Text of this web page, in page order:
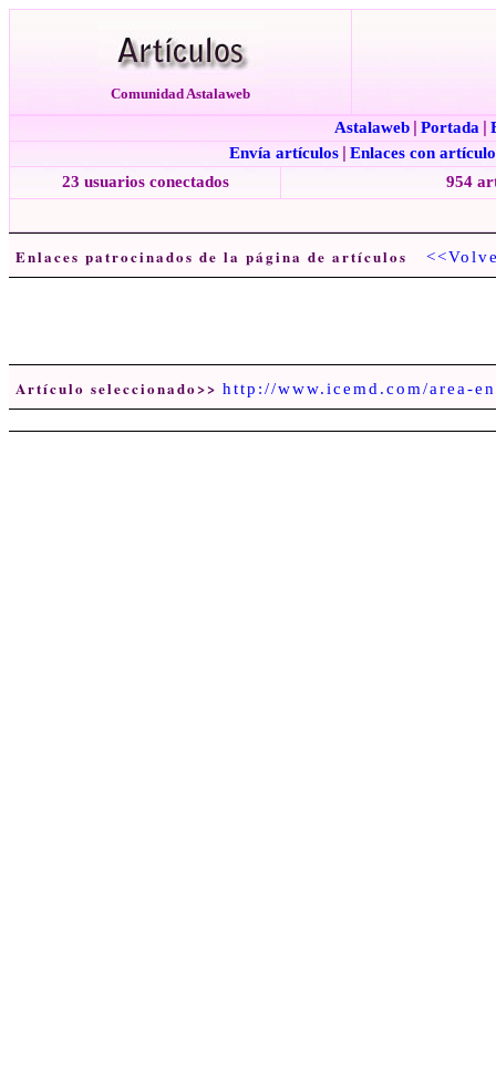
Comunidad Astalaweb
Astalaweb Portada
Envía artículos
Enlaces con
23 usuarios conectados
954
Enlaces patrocinados de la página de artículos
Artículo seleccionado>> http://www.icemd.com/area-